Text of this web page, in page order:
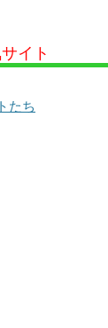
イト
たち